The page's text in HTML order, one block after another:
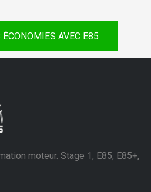
AVEC E85
moteur. Stage 1, E85, E85+,